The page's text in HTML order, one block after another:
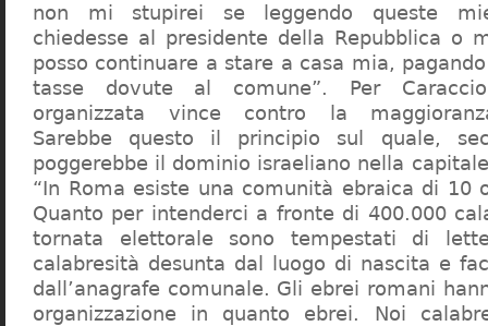
non mi stupirei se leggendo queste
chiedesse al presidente della Repubblica o
posso continuare a stare a casa mia,
tasse dovute al comune”. Per
organizzata vince contro la
Sarebbe questo il principio sul quale,
poggerebbe il dominio israeliano nella
“In Roma esiste una comunità ebraica di 10
Quanto per intenderci a fronte di 400.000
tornata elettorale sono tempestati di
calabresità desunta dal luogo di nascita e
dall’anagrafe comunale. Gli ebrei romani
organizzazione in quanto ebrei. Noi